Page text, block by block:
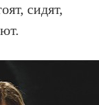
сидят,